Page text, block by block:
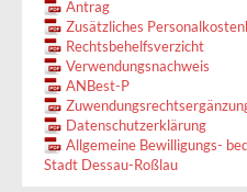
Antrag
Zusätzliches
Rechtsbehelfsverzicht
Verwendungsnachweis
ANBest-P
Datenschutzerklärung
Allgemeine Bewilligungs-
Stadt Dessau-Roßlau